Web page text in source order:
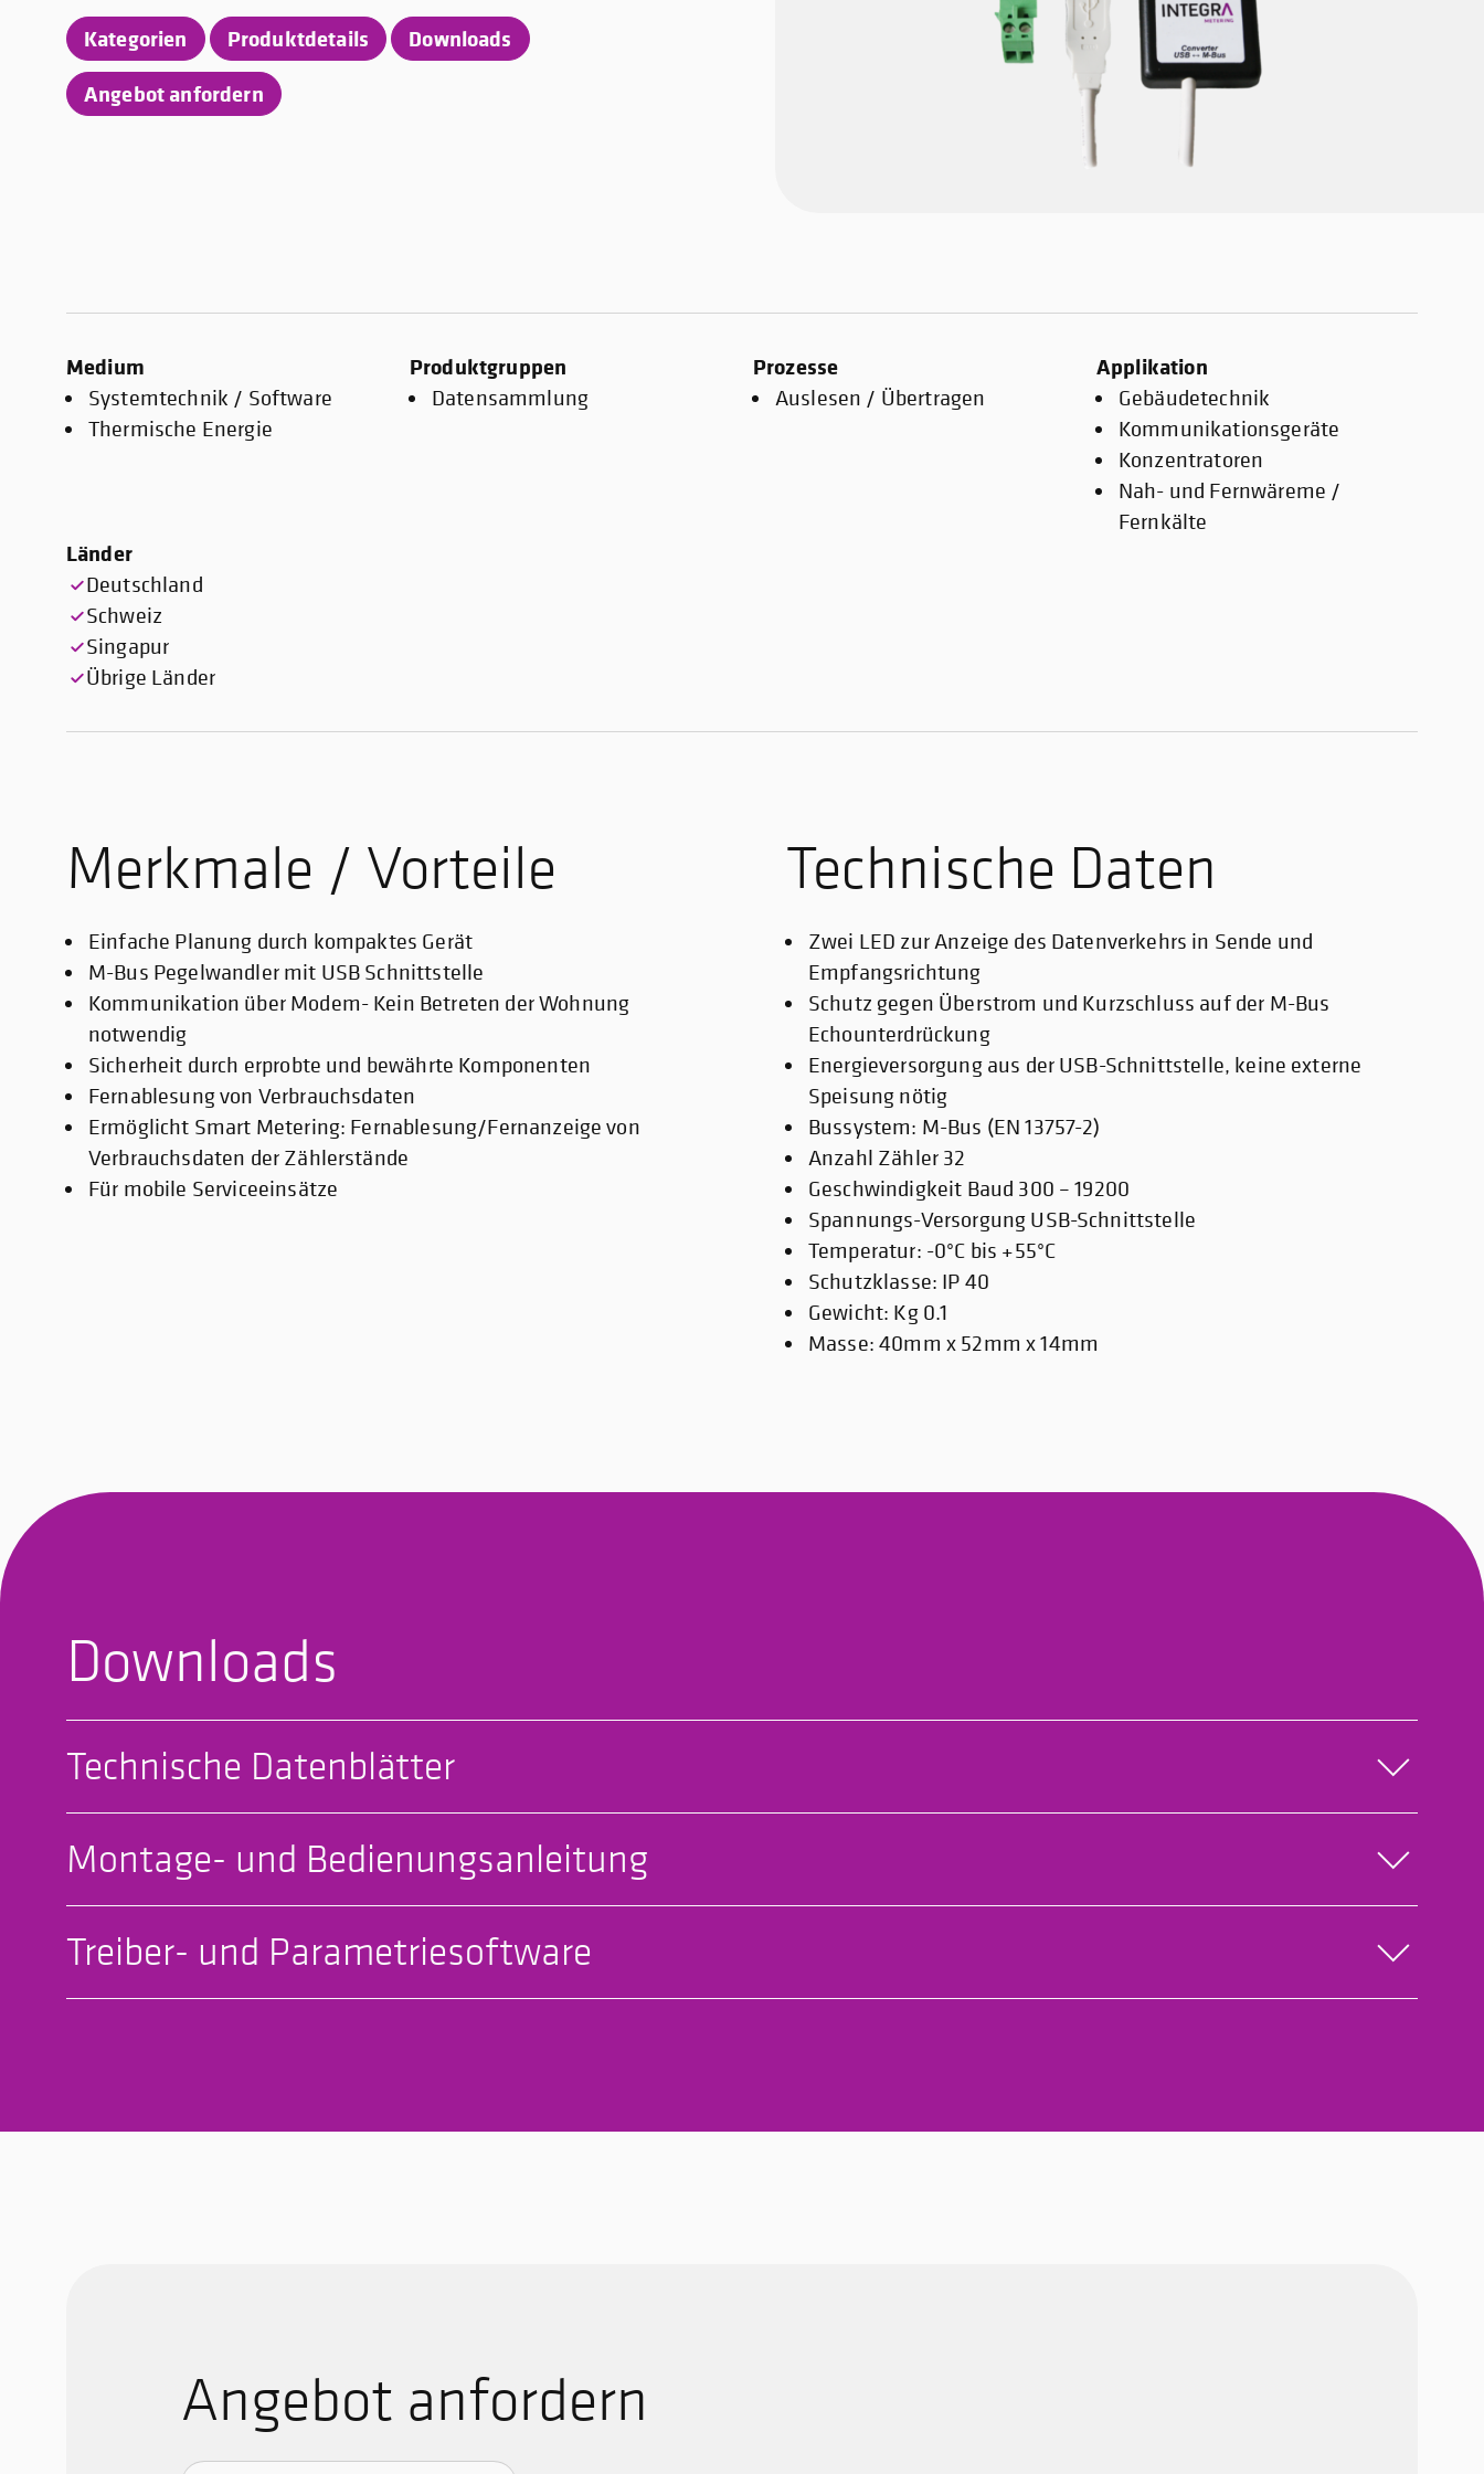
Kategorien Produktdetails
Downloads
Angebot anfordern
Medium
Systemtechnik / Software
Thermische Energie
Produktgruppen
Datensammlung
Prozesse
Auslesen / Übertragen
Applikation
Gebäudetechnik
Kommunikationsgeräte
Konzentratoren
Nah- und Fernwäreme /
Fernkälte
Länder
Deutschland
Schweiz
Singapur
Übrige Länder
Merkmale / Vorteile
Einfache Planung durch kompaktes Gerät
M-Bus Pegelwandler mit USB Schnittstelle
Kommunikation über Modem- Kein Betreten der Wohnung
notwendig
Sicherheit durch erprobte und bewährte Komponenten
Fernablesung von Verbrauchsdaten
Ermöglicht Smart Metering: Fernablesung/Fernanzeige von
Verbrauchsdaten der Zählerstände
Für mobile Serviceeinsätze
Technische Daten
Zwei LED zur Anzeige des Datenverkehrs in Sende und
Empfangsrichtung
Schutz gegen Überstrom und Kurzschluss auf der M-Bus
Echounterdrückung
Energieversorgung aus der USB-Schnittstelle, keine externe
Speisung nötig
Bussystem: M-Bus (EN 13757-2)
Anzahl Zähler 32
Geschwindigkeit Baud 300 – 19200
Spannungs-Versorgung USB-Schnittstelle
Temperatur: -0°C bis +55°C
Schutzklasse: IP 40
Gewicht: Kg 0.1
Masse: 40mm x 52mm x 14mm
Downloads
Technische Datenblätter
Montage- und Bedienungsanleitung
Treiber- und Parametriesoftware
Angebot anfordern